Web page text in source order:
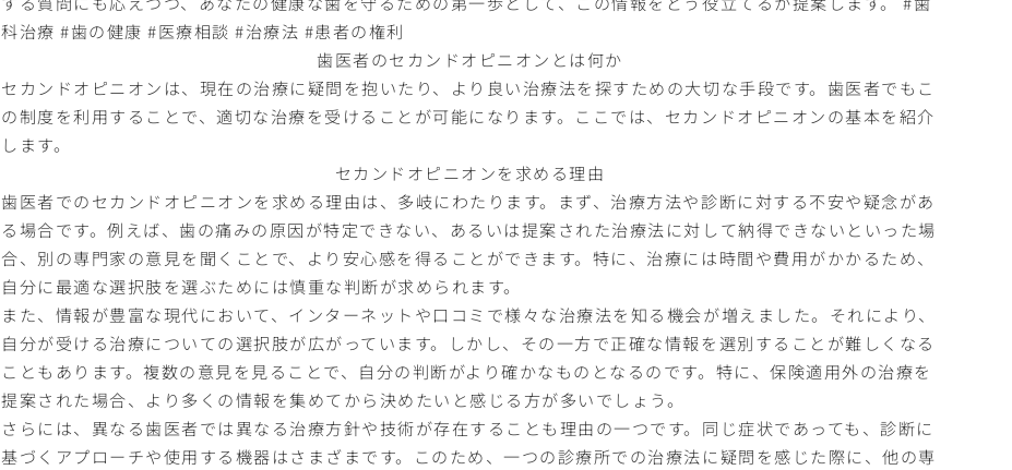
科治療 #歯の健康 #医療相談 #治療法 #患者の権利
歯医者のセカンドオピニオンとは何か
セカンドオピニオンは、現在の治療に疑問を抱いたり、より良い治療法を探すための大切な手段です。歯医者でもこ
の制度を利用することで、適切な治療を受けることが可能になります。ここでは、セカンドオピニオンの基本を紹介
します。
セカンドオピニオンを求める理由
歯医者でのセカンドオピニオンを求める理由は、多岐にわたります。まず、治療方法や診断に対する不安や疑念があ
る場合です。例えば、歯の痛みの原因が特定できない、あるいは提案された治療法に対して納得できないといった場
合、別の専門家の意見を聞くことで、より安心感を得ることができます。特に、治療には時間や費用がかかるため、
自分に最適な選択肢を選ぶためには慎重な判断が求められます。
また、情報が豊富な現代において、インターネットや口コミで様々な治療法を知る機会が増えました。それにより、
自分が受ける治療についての選択肢が広がっています。しかし、その一方で正確な情報を選別することが難しくなる
こともあります。複数の意見を見ることで、自分の判断がより確かなものとなるのです。特に、保険適用外の治療を
提案された場合、より多くの情報を集めてから決めたいと感じる方が多いでしょう。
さらには、異なる歯医者では異なる治療方針や技術が存在することも理由の一つです。同じ症状であっても、診断に
基づくアプローチや使用する機器はさまざまです。このため、一つの診療所での治療法に疑問を感じた際に、他の専